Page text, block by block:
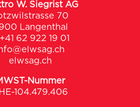
W. Siegrist AG
70
Langenthal
+41 62 922 19 01
elwsag.ch
Nummer
104.479.406